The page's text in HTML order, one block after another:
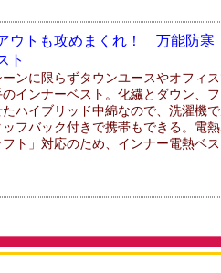
ウトも攻めまくれ！ 万能防寒
ト
ーンに限らずタウンユースやオフィ
のインナーベスト。化繊とダウン、
ハイブリッド中綿なので、洗濯機
フバック付きで携帯もできる。電
フト」対応のため、インナー電熱ベ